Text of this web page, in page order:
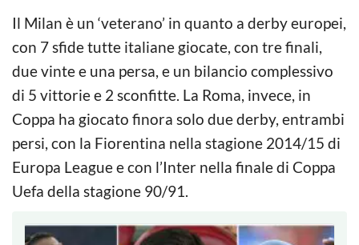
Il Milan è un ‘veterano’ in quanto a derby europei,
con 7 sfide tutte italiane giocate, con tre finali,
due vinte e una persa, e un bilancio complessivo
di 5 vittorie e 2 sconfitte. La Roma, invece, in
Coppa ha giocato finora solo due derby, entrambi
persi, con la Fiorentina nella stagione 2014/15 di
Europa League e con l’Inter nella finale di Coppa
Uefa della stagione 90/91.